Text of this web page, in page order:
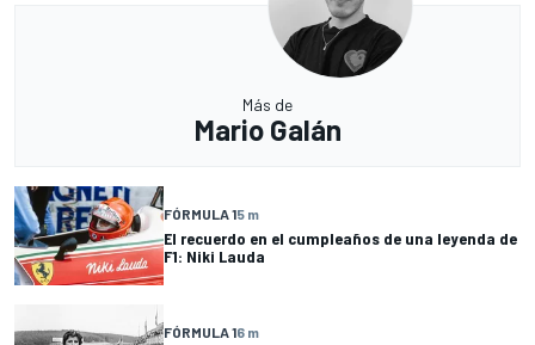
Más de
Mario Galán
FÓRMULA 15 m
El recuerdo en el cumpleaños de una leyenda de
F1: Niki Lauda
FÓRMULA 16 m